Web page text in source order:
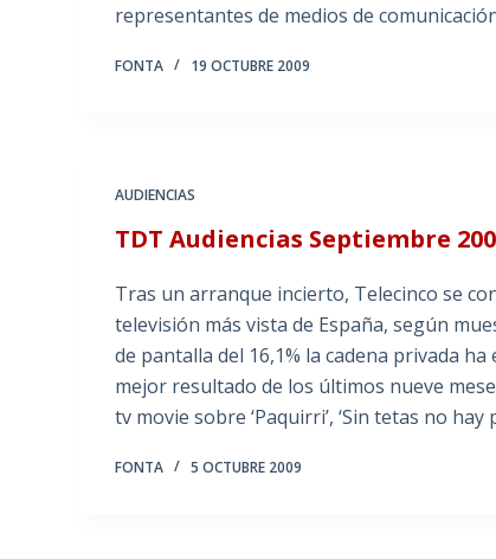
representantes de medios de
FONTA 19 OCTUBRE 2009
AUDIENCIAS
TDT Audiencias Septiembre
Tras un arranque incierto, Telecinco se
televisión más vista de España, según
de pantalla del 16,1% la cadena privada
mejor resultado de los últimos nueve
tv movie sobre ‘Paquirri’, ‘Sin tetas no hay
FONTA 5 OCTUBRE 2009